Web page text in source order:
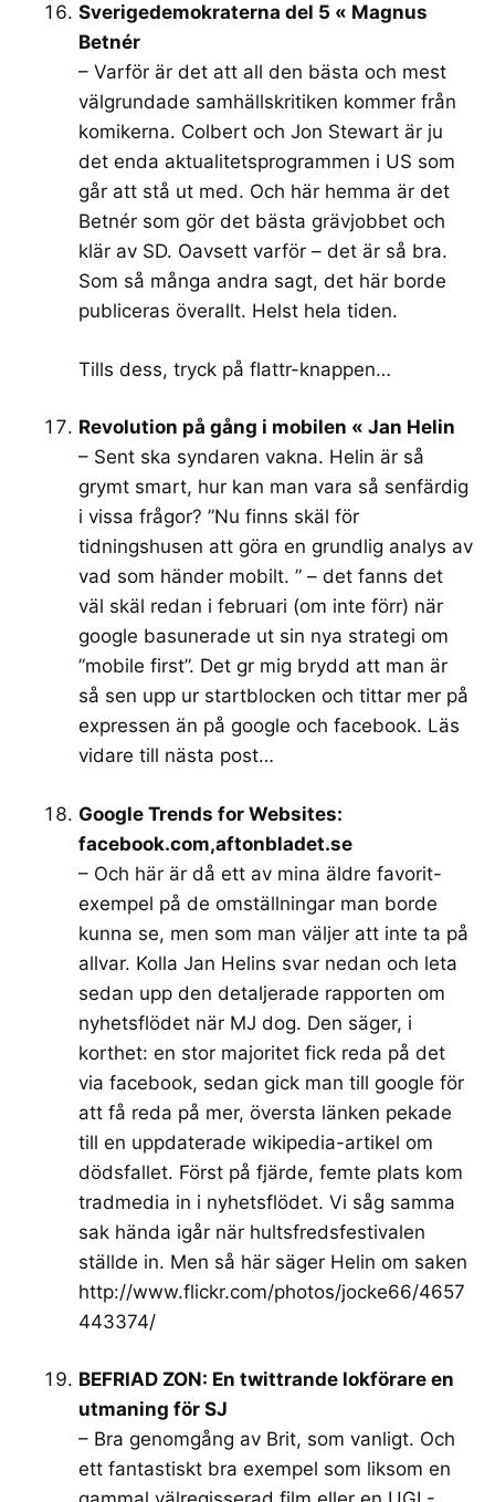
Sverigedemokraterna del 5 « Magnus
Betnér
– Varför är det att all den bästa och mest
välgrundade samhällskritiken kommer från
komikerna. Colbert och Jon Stewart är ju
det enda aktualitetsprogrammen i US som
går att stå ut med. Och här hemma är det
Betnér som gör det bästa grävjobbet och
klär av SD. Oavsett varför – det är så bra.
Som så många andra sagt, det här borde
publiceras överallt. Helst hela tiden.
Tills dess, tryck på flattr-knappen…
Revolution på gång i mobilen « Jan Helin
– Sent ska syndaren vakna. Helin är så
grymt smart, hur kan man vara så senfärdig
i vissa frågor? ”Nu finns skäl för
tidningshusen att göra en grundlig analys av
vad som händer mobilt. ” – det fanns det
väl skäl redan i februari (om inte förr) när
google basunerade ut sin nya strategi om
”mobile first”. Det gr mig brydd att man är
så sen upp ur startblocken och tittar mer på
expressen än på google och facebook. Läs
vidare till nästa post…
Google Trends for Websites:
facebook.com,aftonbladet.se
– Och här är då ett av mina äldre favorit-
exempel på de omställningar man borde
kunna se, men som man väljer att inte ta på
allvar. Kolla Jan Helins svar nedan och leta
sedan upp den detaljerade rapporten om
nyhetsflödet när MJ dog. Den säger, i
korthet: en stor majoritet fick reda på det
via facebook, sedan gick man till google för
att få reda på mer, översta länken pekade
till en uppdaterade wikipedia-artikel om
dödsfallet. Först på fjärde, femte plats kom
tradmedia in i nyhetsflödet. Vi såg samma
sak hända igår när hultsfredsfestivalen
ställde in. Men så här säger Helin om saken
http://www.flickr.com/photos/jocke66/4657
443374/
BEFRIAD ZON: En twittrande lokförare en
utmaning för SJ
– Bra genomgång av Brit, som vanligt. Och
ett fantastiskt bra exempel som liksom en